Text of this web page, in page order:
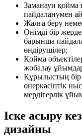
Заманауи қойма
пайдаланумен
Жалға беру
Өнімді бір
барынша
өндірушілер;
Қойма
жобалау
Құрылыстың бір
өнеркәсіптік
мердігерлік
Іске асыру
дизайны